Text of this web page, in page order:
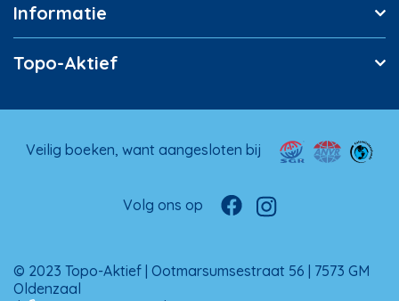
Informatie
Topo-Aktief
Veilig boeken, want aangesloten bij
Volg ons op
© 2023 Topo-Aktief | Ootmarsumsestraat 56 | 7573 GM
Oldenzaal